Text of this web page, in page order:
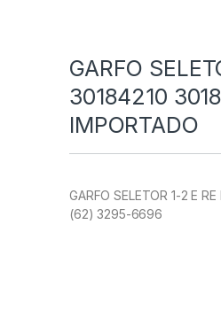
GARFO
30184210
IMPORTADO
GARFO SELETOR 1-2 E
(62) 3295-6696